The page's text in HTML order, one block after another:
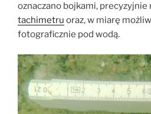
oznaczano bojkami, precyzyjnie
tachimetru oraz, w miarę
fotograficznie pod wodą.